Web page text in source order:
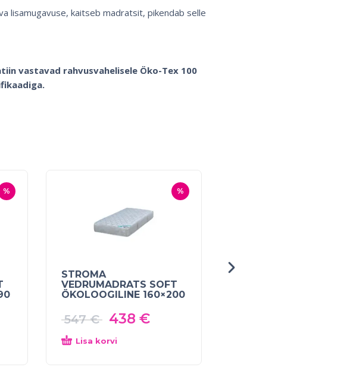
lisamugavuse, kaitseb madratsit, pikendab selle
vastavad rahvusvahelisele Öko-Tex 100
% %
STROMA
VEDRUMADRATS SOFT
ÖKOLOOGILINE 160×200
547€ 438 €
Lisa korvi